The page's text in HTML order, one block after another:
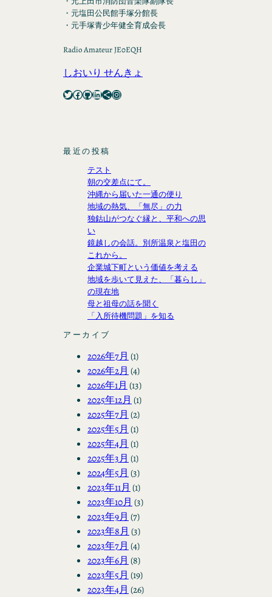
・元塩田公民館手塚分館長
・元手塚青少年健全育成会長
Radio Amateur JE0EQH
しおいり せんきょ
Twitter Facebook GitHub LinkedIn Share Icon Instagram
最近の投稿
テスト
朝の交差点にて。
沖縄から届いた一通の便り
地域の熱気、「無尽」の力
独鈷山がつなぐ縁と、平和への思
い
鏡越しの会話。別所温泉と塩田の
これから。
企業城下町という価値を考える
地域を歩いて見えた、「暮らし」
の現在地
母と祖母の話を聞く
「入所待機問題」を知る
アーカイブ
2026年7月 (1)
2026年2月 (4)
2026年1月 (13)
2025年12月 (1)
2025年7月 (2)
2025年5月 (1)
2025年4月 (1)
2025年3月 (1)
2024年5月 (3)
2023年11月 (1)
2023年10月 (3)
2023年9月 (7)
2023年8月 (3)
2023年7月 (4)
2023年6月 (8)
2023年5月 (19)
2023年4月 (26)